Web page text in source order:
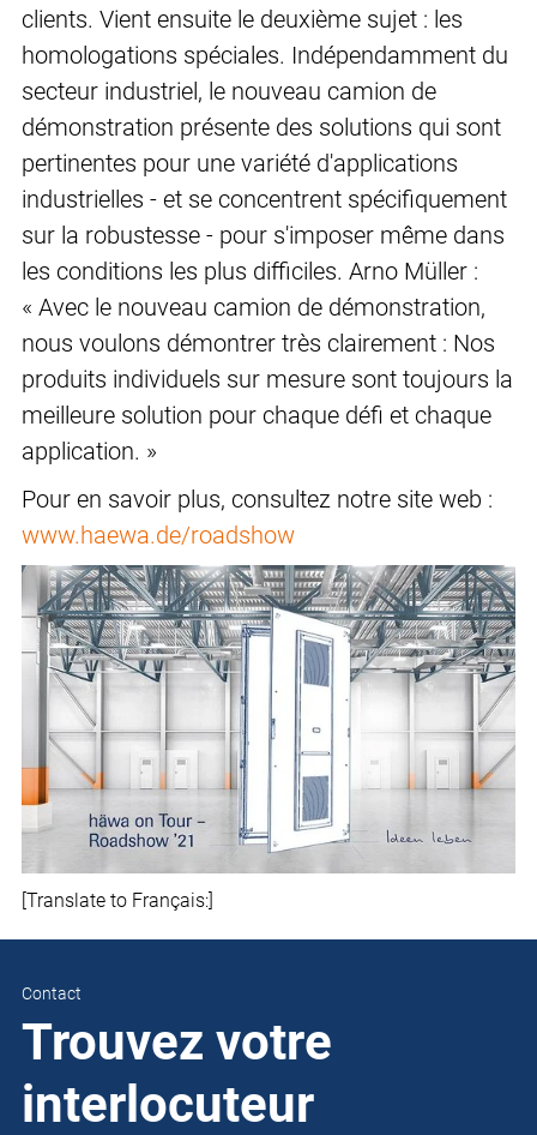
clients. Vient ensuite le deuxième sujet : les
homologations spéciales. Indépendamment du
secteur industriel, le nouveau camion de
démonstration présente des solutions qui sont
pertinentes pour une variété d'applications
industrielles - et se concentrent spécifiquement
sur la robustesse - pour s'imposer même dans
les conditions les plus difficiles. Arno Müller :
« Avec le nouveau camion de démonstration,
nous voulons démontrer très clairement : Nos
produits individuels sur mesure sont toujours la
meilleure solution pour chaque défi et chaque
application. »
Pour en savoir plus, consultez notre site web :
www.haewa.de/roadshow
[Translate to Français:]
Contact
Trouvez votre
interlocuteur